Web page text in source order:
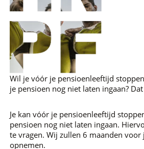
Wil je vóór je pensioenleeftijd
je pensioen nog niet laten ingaan?
Je kan vóór je pensioenleeftijd
pensioen nog niet laten ingaan.
te vragen. Wij zullen 6 maanden
opnemen.